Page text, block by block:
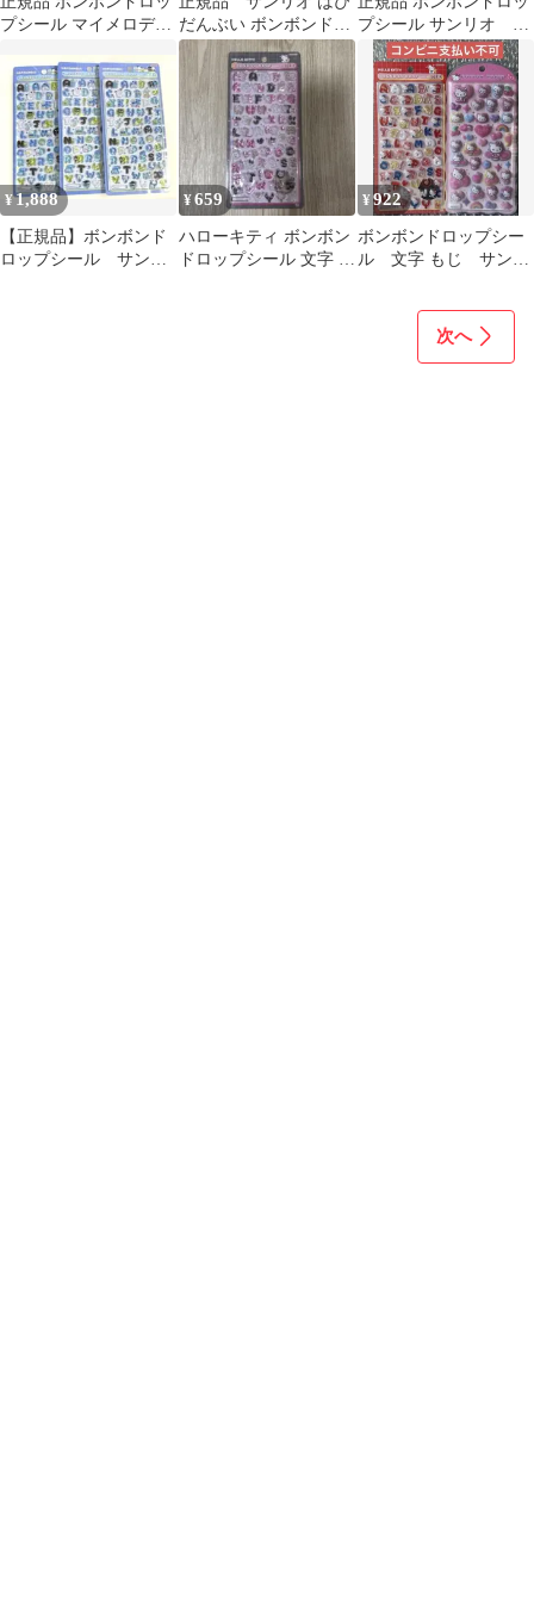
プシール マイメロデ
弾 ミニ 文字
だんぶい ボンボンドロ
ップシール 文字 Moji
プシール サンリオ ポ
ムポムプリン 文字
¥1,888
【正規品】ボンボンド
ロップシール サンリ
¥659
ハローキティ ボンボン
ドロップシール 文字 ク
¥922
ボンボンドロップシー
ル 文字 もじ サンリ
次へ